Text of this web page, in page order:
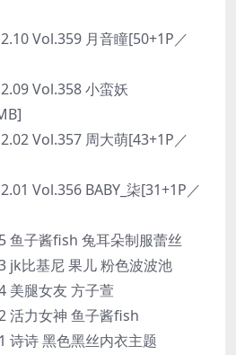
Vol.359 月音瞳[50+1P／
Vol.358 小蛮妖
Vol.357 周大萌[43+1P／
Vol.356 BABY_柒[31+1P／
鱼子酱fish 兔耳朵制服蕾丝
jk比基尼 果儿 粉色波波池
美腿女友 方子萱
活力女神 鱼子酱fish
诗诗 黑色黑丝内衣主题